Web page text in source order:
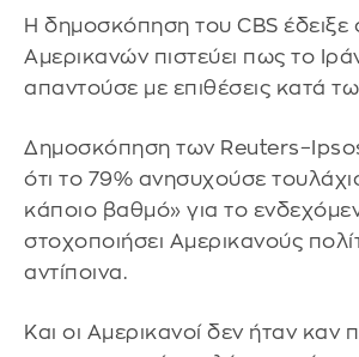
Η δημοσκόπηση του CBS έδειξε
Αμερικανών πιστεύει πως το
απαντούσε με επιθέσεις κατά
Δημοσκόπηση των
ότι το 79% ανησυχούσε
κάποιο βαθμό» για το
στοχοποιήσει Αμερικανούς
αντίποινα.
Και οι Αμερικανοί δεν ήταν καν